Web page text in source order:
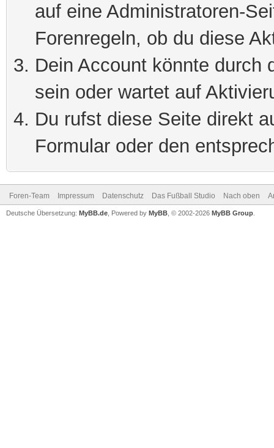
auf eine Administratoren-
Forenregeln, ob du diese
Dein Account könnte durch
sein oder wartet auf
Du rufst diese Seite direkt
Formular oder den
Foren-Team Impressum Datenschutz Das Fußball Studio Nach oben
Deutsche Übersetzung: MyBB.de , Powered by MyBB , © 2002-2026 MyBB Group